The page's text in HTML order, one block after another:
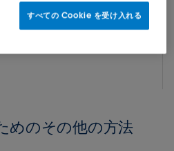
向けに、無料トレーニ
めのその他の方法
すべての Cookie を受け入れる